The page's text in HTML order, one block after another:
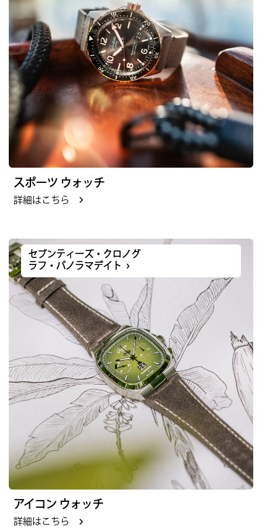
スポーツ ウォッチ
詳細はこちら
セブンティーズ・クロノグ
ラフ・パノラマデイト
アイコン ウォッチ
詳細はこちら